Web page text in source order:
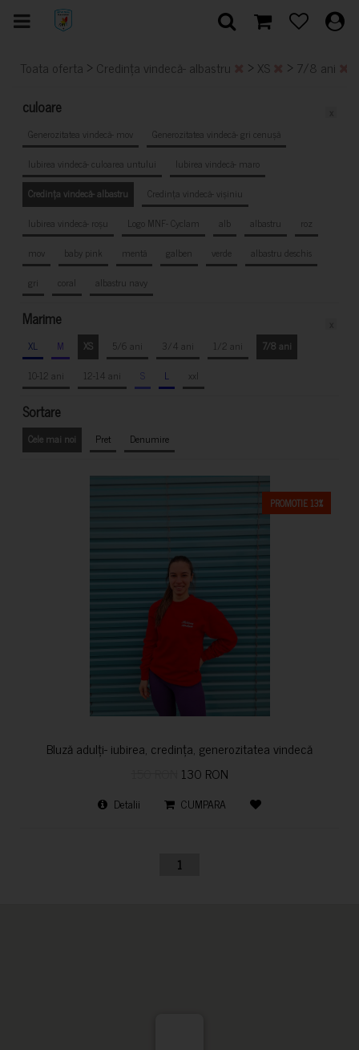
Toata oferta > Credința vindecă- albastru > XS > 7/8 ani
culoare
Generozitatea vindecă- mov
Generozitatea vindecă- gri cenușă
Iubirea vindecă- culoarea untului
Iubirea vindecă- maro
Credința vindecă- albastru
Credința vindecă- vișiniu
Iubirea vindecă- roșu
Logo MNF- Cyclam alb albastru
roz
mov
baby pink mentă galben verde
albastru deschis
gri
coral albastru navy
Marime
XL M XS 5/6 ani 3/4 ani 1/2 ani
7/8 ani
10-12 ani
12-14 ani S L xxl
Sortare
Cele mai noi Pret Denumire
PROMOTIE 13%
Bluză adulți- iubirea, credința, generozitatea vindecă
130 RON
Detalii CUMPARA
1